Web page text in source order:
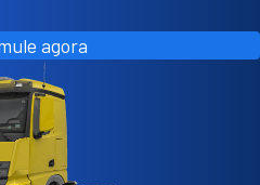
agora